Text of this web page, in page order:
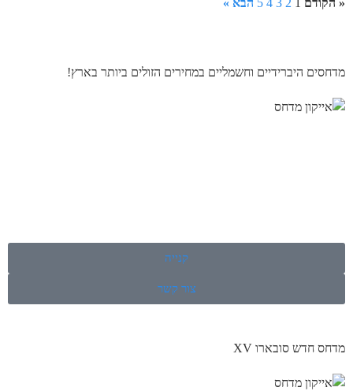
« הקודם 1
3
4
5 הבא »
מדחסים היברידיים וחשמליים במחירים הזולים ביותר בארץ!
קנייה
צור קשר
מדחס חדש סובארו XV